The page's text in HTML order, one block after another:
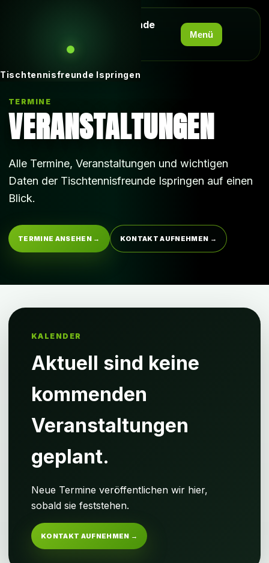
Tischtennisfreunde Ispringen
Tischtennisfreunde
e.V.
Menü
TERMINE
VERANSTALTUNGEN
Alle Termine, Veranstaltungen und wichtigen
Daten der Tischtennisfreunde Ispringen auf einen
Blick.
TERMINE ANSEHEN → KONTAKT AUFNEHMEN →
KALENDER
Aktuell sind keine
kommenden
Veranstaltungen
geplant.
Neue Termine veröffentlichen wir hier,
sobald sie feststehen.
KONTAKT AUFNEHMEN →